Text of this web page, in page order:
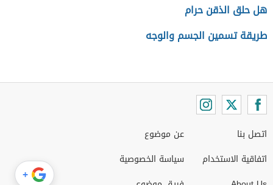
هل حلق الذقن حرام
طريقة تسمين الجسم والوجه
اتصل بنا
اتفاقية الاستخدام
عن موضوع
سياسة الخصوصية
+